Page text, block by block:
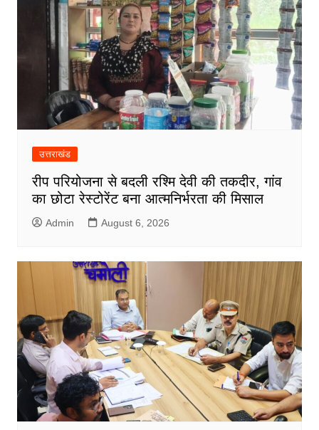
उत्तराखंड
रीप परियोजना से बदली रश्मि देवी की तकदीर, गांव
का छोटा रेस्टोरेंट बना आत्मनिर्भरता की मिसाल
Admin August 6, 2026